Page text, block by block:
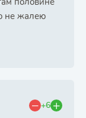
не жалею
+6